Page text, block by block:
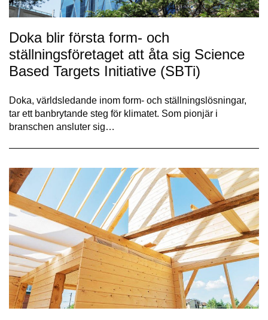
Doka blir första form- och
ställningsföretaget att åta sig Science
Based Targets Initiative (SBTi)
Doka, världsledande inom form- och ställningslösningar,
tar ett banbrytande steg för klimatet. Som pionjär i
branschen ansluter sig…